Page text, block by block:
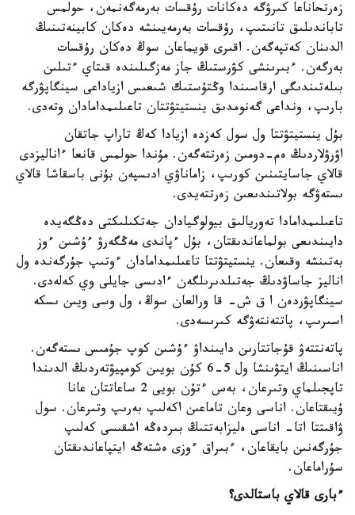
زەرتحاناعا كىرۋگە دەكانات رۇقسات بەرمەگەنمەن، حولمس
تاباندىلىق تانىتىپ، رۇقسات بەرمەيىنشە دەكان كابينەتىنىڭ
الدىنان كەتپەگەن. اقىرى قويماعان سوڭ دەكان رۇقسات
بەرگەن. ءبىرىنشى كۋرستىڭ جاز مەزگىلىندە قىتاي ءتىلىن
بىلەتىندىگى ارقاسىندا وڭتۇستىك شىعىس ازياداعى سينگاپۋرگە
بارىپ، ونداعى گەنومدىق ينستيتۋتتان تاعىلىمدامادان وتەدى.
بۇل ينستيتۋتتا ول سول كەزدە ازيادا كەڭ تاراپ جاتقان
اۋرۋلاردىڭ ەم-دومىن زەرتتەگەن. مۇندا حولمس قانعا ءاناليزدى
قالاي جاسايتىنىن كورىپ، زاماناۋي ادىسپەن بۇنى باسقاشا قالاي
ىستەۋگە بولاتىندىعىن زەرتتەيدى.
تاعىلىمدامادا تەوريالىق بيولوگيادان جەتكىلىكتى دەڭگەيدە
دايىندىعى بولماعاندىقتان، بۇل ءپاندى مەڭگەرۋ ءۇشىن ءوز
بەتىنشە وقىعان. ينستيتۋتتا تاعىلىمدامادان ءوتىپ جۇرگەندە ول
اناليز جاساۋدىڭ جەتىلدىرىلگەن ءادىسى جايلى وي كەلەدى.
سينگاپۋردەن ا ق ش- قا ورالعان سوڭ، ول وسى ويىن ىسكە
اسىرىپ، پاتتەنتەۋگە كىرىسەدى.
پاتەنتتەۋ قۇجاتتارىن دايىنداۋ ءۇشىن كوپ جۇمىس ىستەگەن.
اناسىنىڭ ايتۋىنشا ول 5-6 كۇن بويىن كومپيۋتەردىڭ الدىندا
تاپجىلماي وتىرعان، بەس ءتۇن بويى 2 ساعاتتان عانا
ۇيىقتاعان. اناسى وعان تاماعىن اكەلىپ بەرىپ وتىرعان. سول
ۋاقىتتا اتا- اناسى ەليزابەتتىڭ بىردەڭە اشقىسى كەلىپ
جۇرگەنىن بايقاعان، ءبىراق ءوزى ەشتەڭە ايتپاعاندىقتان
سۇراماعان.
ءبارى قالاي باستالدى؟